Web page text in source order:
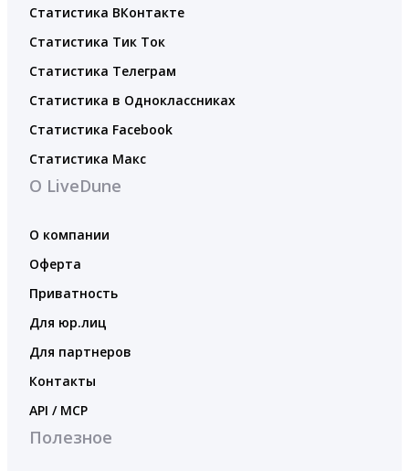
Статистика ВКонтакте
Статистика Тик Ток
Статистика Телеграм
Статистика в Одноклассниках
Статистика Facebook
Статистика Макс
О LiveDune
О компании
Оферта
Приватность
Для юр.лиц
Для партнеров
Контакты
API / MCP
Полезное